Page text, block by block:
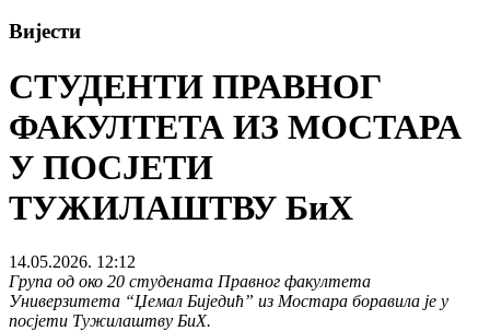
Вијести
СТУДЕНТИ ПРАВНОГ
ФАКУЛТЕТА ИЗ МОСТАРА
У ПОСЈЕТИ
ТУЖИЛАШТВУ БиХ
14.05.2026. 12:12
Група од око 20 студената Правног факултета
Универзитета “Џемал Биједић” из Мостара боравила је у
посјети Тужилаштву БиХ.